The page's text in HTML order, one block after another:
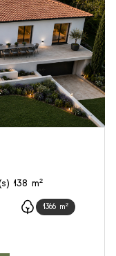
Villa 4 pièce(s) 3 chambre(s) 138 m²
1366 m²